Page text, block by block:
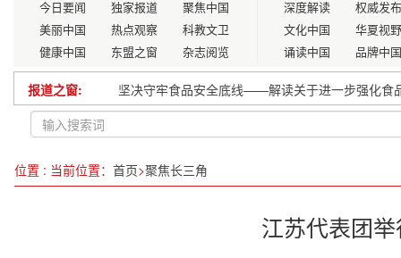
今日要闻 独家报道
聚焦中国
美丽中国
热点观察
科教文卫
健康中国
东盟之窗 杂志阅览
深度解读
权威发布
文化中国
华夏视野
诵读中国
品牌中国
报道之窗:
坚决守牢食品安全底线——解读关于进一步强化食
“小站点”赋能企业劳动关系“大和谐”
提高全民健康素养 筑牢癌症防控网络
位置 : 当前位置： 首页>聚焦长三角
江苏代表团